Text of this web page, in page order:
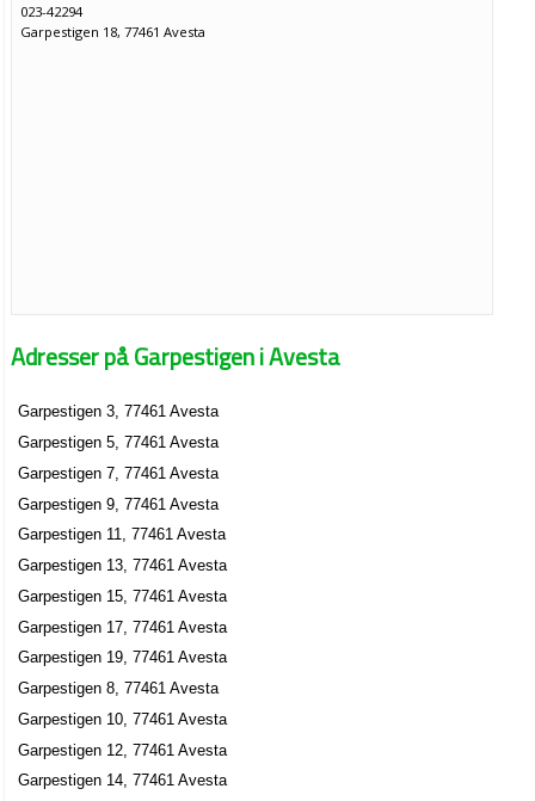
023-42294
Garpestigen 18, 77461 Avesta
Adresser på Garpestigen i Avesta
Garpestigen 3, 77461 Avesta
Garpestigen 5, 77461 Avesta
Garpestigen 7, 77461 Avesta
Garpestigen 9, 77461 Avesta
Garpestigen 11, 77461 Avesta
Garpestigen 13, 77461 Avesta
Garpestigen 15, 77461 Avesta
Garpestigen 17, 77461 Avesta
Garpestigen 19, 77461 Avesta
Garpestigen 8, 77461 Avesta
Garpestigen 10, 77461 Avesta
Garpestigen 12, 77461 Avesta
Garpestigen 14, 77461 Avesta